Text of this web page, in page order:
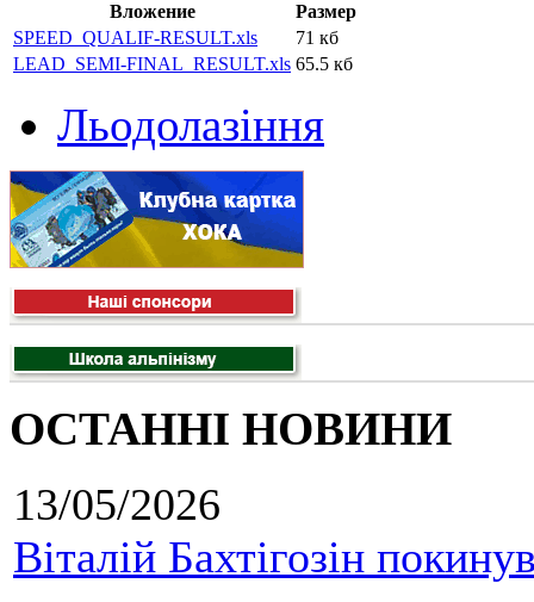
Вложение
Размер
SPEED_QUALIF-RESULT.xls
71 кб
LEAD_SEMI-FINAL_RESULT.xls 65.5 кб
Льодолазіння
ОСТАННІ НОВИНИ
13/05/2026
Віталій Бахтігозін